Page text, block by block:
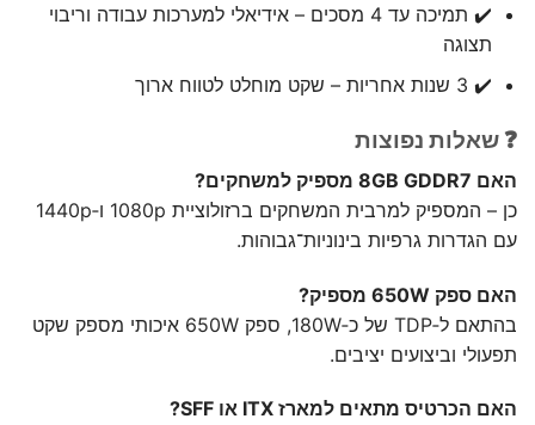
✔️ תמיכה עד 4 מסכים – אידיאלי למערכות עבודה וריבוי
תצוגה
✔️ 3 שנות אחריות – שקט מוחלט לטווח ארוך
❓ שאלות נפוצות
האם 8GB GDDR7 מספיק למשחקים?
כן – המספיק למרבית המשחקים ברזולוציית 1080p ו‑1440p
עם הגדרות גרפיות בינוניות־גבוהות.
האם ספק 650W מספיק?
בהתאם ל‑TDP של כ‑180W, ספק 650W איכותי מספק שקט
תפעולי וביצועים יציבים.
האם הכרטיס מתאים למארז ITX או SFF?